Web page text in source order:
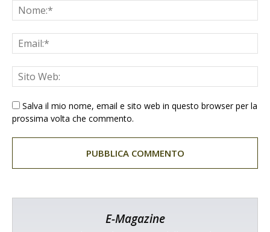
Salva il mio nome, email e sito web in questo browser per la
prossima volta che commento.
E-Magazine